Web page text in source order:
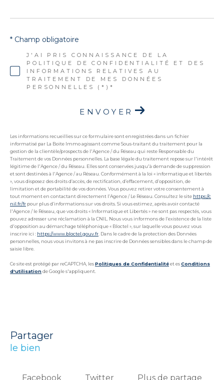
J'AI PRIS CONNAISSANCE DE LA
POLITIQUE DE CONFIDENTIALITÉ ET DES
INFORMATIONS RELATIVES AU
TRAITEMENT DE MES DONNÉES
PERSONNELLES (*)*
* Champ obligatoire
ENVOYER
Les informations recueillies sur ce formulaire sont enregistrées dans un fichier
informatisé par La Boite Immo agissant comme Sous-traitant du traitement pour la
gestion de la clientèle/prospects de l'Agence / du Réseau qui reste Responsable du
Traitement de vos Données personnelles. La base légale du traitement repose sur l'intérêt
légitime de l'Agence / du Réseau. Elles sont conservées jusqu'à demande de suppression
et sont destinées à l'Agence / au Réseau. Conformément à la loi « informatique et libertés
», vous disposez des droits d’accès, de rectification, d’effacement, d’opposition, de
limitation et de portabilité de vos données. Vous pouvez retirer votre consentement à
tout moment en contactant directement l’Agence / Le Réseau. Consultez le site https://c
nil.fr/fr pour plus d’informations sur vos droits. Si vous estimez, après avoir contacté
l'Agence / le Réseau, que vos droits « Informatique et Libertés » ne sont pas respectés, vous
pouvez adresser une réclamation à la CNIL. Nous vous informons de l’existence de la liste
d'opposition au démarchage téléphonique « Bloctel », sur laquelle vous pouvez vous
inscrire ici : https://www.bloctel.gouv.fr. Dans le cadre de la protection des Données
personnelles, nous vous invitons à ne pas inscrire de Données sensibles dans le champ de
saisie libre.
Ce site est protégé par reCAPTCHA, lesPolitiques de Confidentialitéet esConditions
d'utilisationde Google s'appliquent.
partager
le bien
Facebook Twitter Plus de partage